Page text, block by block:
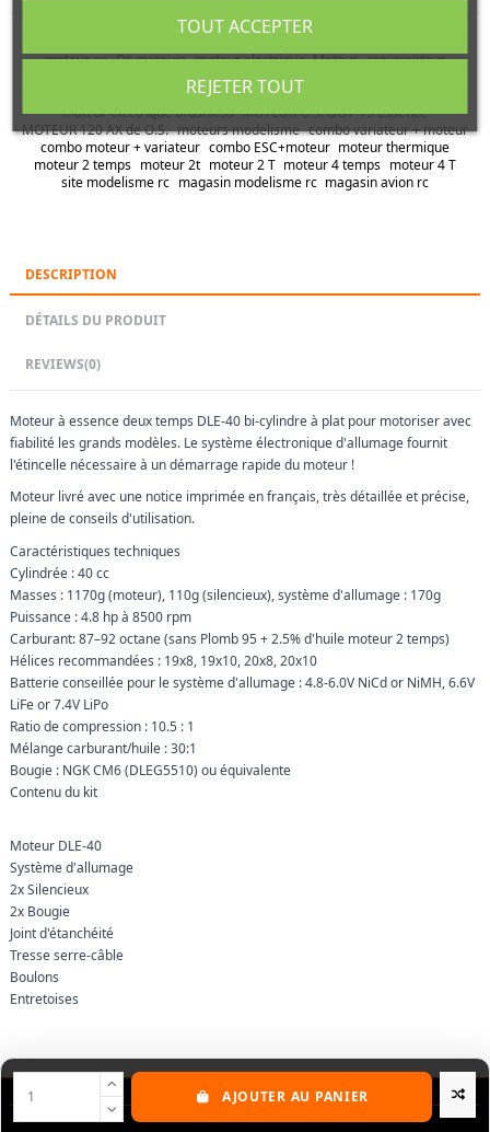
AJOUTER AU PANIER
moteur os Os moteurs moteur electrique Moteur servomoteur
moteurs chars radiocommandés paramoteur
set variateur et moteur variateur et moteur
moteur electrique brushless MOTEUR O.S. GGT-15 Essence
MOTEUR 120 AX de O.S. moteurs modelisme combo variateur + moteur
combo moteur + variateur combo ESC+moteur moteur thermique
moteur 2 temps moteur 2t moteur 2 T moteur 4 temps moteur 4 T
site modelisme rc magasin modelisme rc magasin avion rc
DESCRIPTION
DÉTAILS DU PRODUIT
REVIEWS(0)
Moteur à essence deux temps DLE-40 bi-cylindre à plat pour motoriser avec
fiabilité les grands modèles. Le système électronique d'allumage fournit
l'étincelle nécessaire à un démarrage rapide du moteur !
Moteur livré avec une notice imprimée en français, très détaillée et précise,
pleine de conseils d'utilisation.
Caractéristiques techniques
Cylindrée : 40 cc
Masses : 1170g (moteur), 110g (silencieux), système d'allumage : 170g
Puissance : 4.8 hp à 8500 rpm
Carburant: 87–92 octane (sans Plomb 95 + 2.5% d'huile moteur 2 temps)
Hélices recommandées : 19x8, 19x10, 20x8, 20x10
Batterie conseillée pour le système d'allumage : 4.8-6.0V NiCd or NiMH, 6.6V
LiFe or 7.4V LiPo
Ratio de compression : 10.5 : 1
Mélange carburant/huile : 30:1
Bougie : NGK CM6 (DLEG5510) ou équivalente
Contenu du kit
Moteur DLE-40
Système d'allumage
2x Silencieux
2x Bougie
Joint d'étanchéité
Tresse serre-câble
Boulons
Entretoises
Nos produits
REJETER TOUT
TOUT ACCEPTER